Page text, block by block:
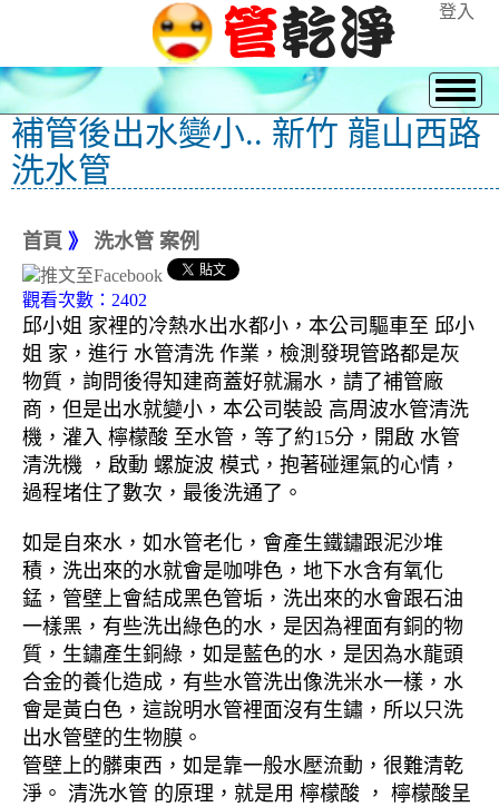
登入
補管後出水變小.. 新竹 龍山西路
洗水管
首頁 》 洗水管 案例
觀看次數：2402
邱小姐 家裡的冷熱水出水都小，本公司驅車至 邱小
姐 家 ，進行 水管清洗 作業，檢測發現管路都是灰
物質，詢問後得知建商蓋好就漏水，請了補管廠
商，但是出水就變小，本公司裝設 高周波水管清洗
機，灌入 檸檬酸 至水管，等了約15分，開啟 水管
清洗機 ，啟動 螺旋波 模式，抱著碰運氣的心情，
過程堵住了數次，最後洗通了。
如是自來水，如水管老化，會產生鐵鏽跟泥沙堆
積，洗出來的水就會是咖啡色，地下水含有氧化
錳，管壁上會結成黑色管垢，洗出來的水會跟石油
一樣黑，有些洗出綠色的水，是因為裡面有銅的物
質，生鏽產生銅綠，如是藍色的水，是因為水龍頭
合金的養化造成，有些水管洗出像洗米水一樣，水
會是黃白色，這說明水管裡面沒有生鏽，所以只洗
出水管壁的生物膜。
管壁上的髒東西，如是靠一般水壓流動，很難清乾
淨。 清洗水管 的原理，就是用 檸檬酸 ， 檸檬酸呈